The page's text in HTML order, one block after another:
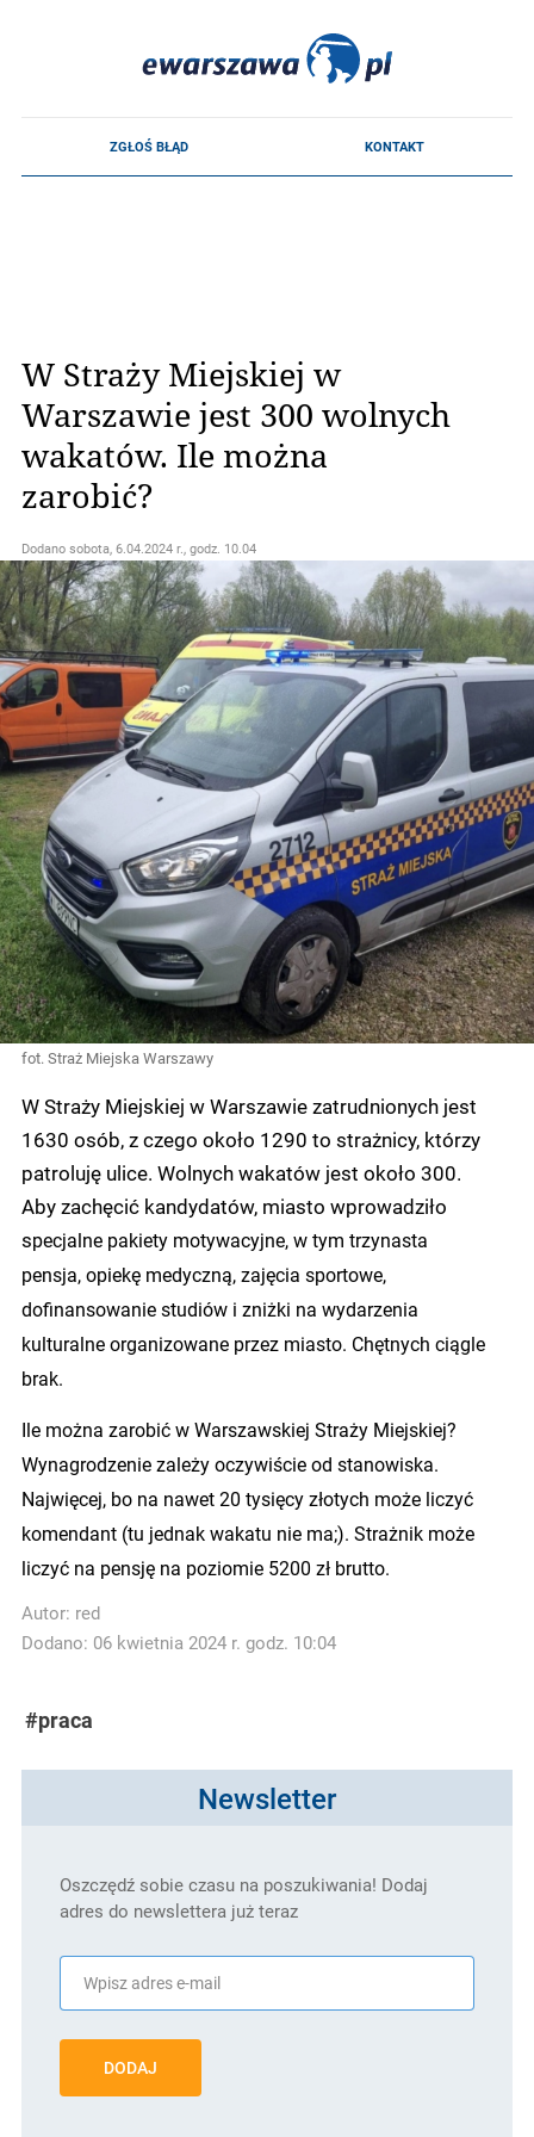
W Straży Miejskiej w
Warszawie jest 300 wolnych
wakatów. Ile można
zarobić?
Dodano sobota, 6.04.2024 r., godz. 10.04
fot. Straż Miejska Warszawy
W Straży Miejskiej w Warszawie zatrudnionych jest
1630 osób, z czego około 1290 to strażnicy, którzy
patroluję ulice. Wolnych wakatów jest około 300.
Aby zachęcić kandydatów, miasto wprowadziło
specjalne pakiety motywacyjne, w tym trzynasta
pensja, opiekę medyczną, zajęcia sportowe,
dofinansowanie studiów i zniżki na wydarzenia
kulturalne organizowane przez miasto. Chętnych ciągle
brak.
Ile można zarobić w Warszawskiej Straży Miejskiej?
Wynagrodzenie zależy oczywiście od stanowiska.
Najwięcej, bo na nawet 20 tysięcy złotych może liczyć
komendant (tu jednak wakatu nie ma;). Strażnik może
liczyć na pensję na poziomie 5200 zł brutto.
Autor: red
Dodano: 06 kwietnia 2024 r. godz. 10:04
#praca
Newsletter
Oszczędź sobie czasu na poszukiwania! Dodaj
adres do newslettera już teraz
DODAJ